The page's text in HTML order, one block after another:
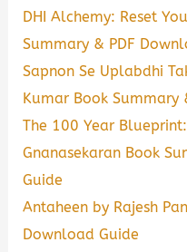
DHI Alchemy: Reset
Summary & PDF
Sapnon Se Uplabdhi
Kumar Book Summary
The 100 Year
Gnanasekaran Book
Guide
Antaheen by Rajesh
Download Guide